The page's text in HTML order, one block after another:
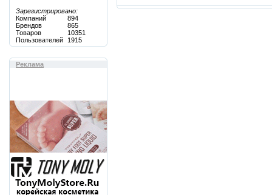
Зарегистрировано:
Компаний
894
Брендов
865
Товаров
10351
Пользователей
1915
Реклама